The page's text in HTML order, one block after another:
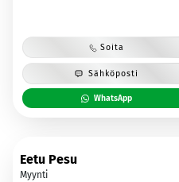
Soita
Sähköposti
WhatsApp
Eetu Pesu
Myynti